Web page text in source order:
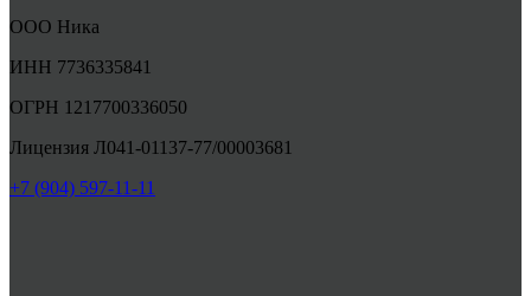
ООО Ника
ИНН 7736335841
ОГРН 1217700336050
Лицензия Л041-01137-77/00003681
+7 (904) 597-11-11